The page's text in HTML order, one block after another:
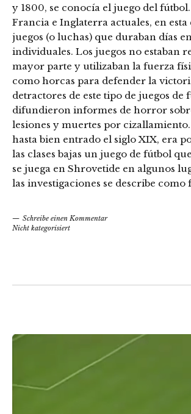
y 1800, se conocía el juego del
Francia e Inglaterra actuales, en esta
juegos (o luchas) que duraban días
individuales. Los juegos no estaban
mayor parte y utilizaban la fuerza
como horcas para defender la
detractores de este tipo de juegos de
difundieron informes de horror
lesiones y muertes por
hasta bien entrado el siglo XIX, era
las clases bajas un juego de fútbol
se juega en Shrovetide en algunos
las investigaciones se describe como
Schreibe einen Kommentar
Nicht kategorisiert